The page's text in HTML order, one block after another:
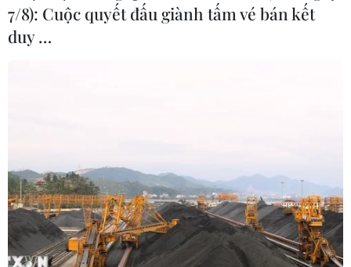
7/8): Cuộc quyết đấu giành tấm vé bán kết
duy …